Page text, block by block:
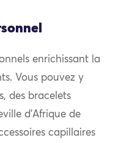
enrichissant la
Vous pouvez y
des bracelets
d’Afrique de
capillaires